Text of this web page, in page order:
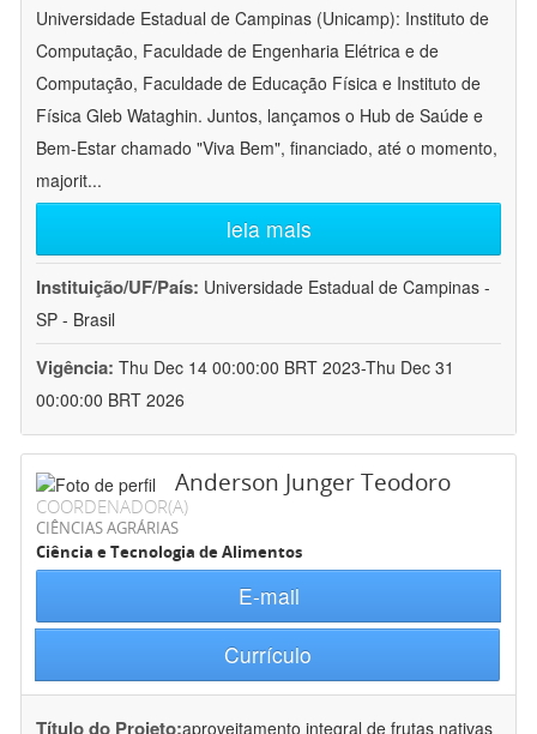
Universidade Estadual de Campinas (Unicamp): Instituto de
Computação, Faculdade de Engenharia Elétrica e de
Computação, Faculdade de Educação Física e Instituto de
Física Gleb Wataghin. Juntos, lançamos o Hub de Saúde e
Bem-Estar chamado "Viva Bem", financiado, até o momento,
majorit...
leia mais
Instituição/UF/País: Universidade Estadual de Campinas -
SP - Brasil
Vigência: Thu Dec 14 00:00:00 BRT 2023-Thu Dec 31
00:00:00 BRT 2026
Anderson Junger Teodoro
COORDENADOR(A)
CIÊNCIAS AGRÁRIAS
Ciência e Tecnologia de Alimentos
E-mail
Currículo
Título do Projeto:aproveitamento integral de frutas nativas